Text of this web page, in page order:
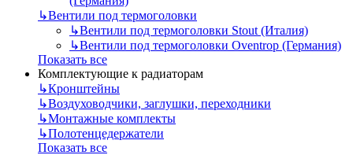
↳Вентили под термоголовки
↳Вентили под термоголовки Stout (Италия)
↳Вентили под термоголовки Oventrop (Германия)
Показать все
Комплектующие к радиаторам
↳Кронштейны
↳Воздуховодчики, заглушки, переходники
↳Монтажные комплекты
↳Полотенцедержатели
Показать все